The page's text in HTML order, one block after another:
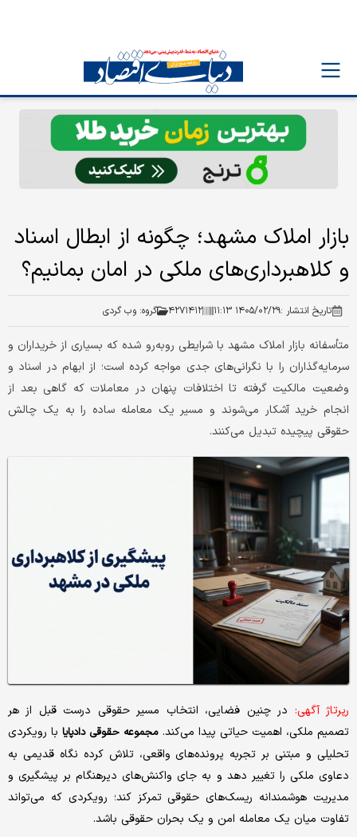
بازار املاک مشهد؛ چگونه از ابطال اسناد
و کلاهبرداری‌های ملکی در امان بمانیم؟
تاریخ انتشار :۱۴۰۵/۰۲/۲۹ ۱۱:۱۳ ۴۲۷۱۴۱۲ گروه: وب گردی
متأسفانه بازار املاک مشهد با شرایطی روبه‌رو شده که بسیاری از خریداران و
سرمایه‌گذاران را با نگرانی‌های جدی مواجه کرده است؛ از ابهام در اسناد و
وضعیت مالکیت گرفته تا اختلافات پنهان در معاملات که گاهی بعد از
انجام خرید آشکار می‌شوند و مسیر یک معامله ساده را به یک چالش
حقوقی پیچیده تبدیل می‌کنند.
رپرتاژ آگهی: در چنین فضایی، انتخاب مسیر حقوقی درست قبل از هر
تصمیم ملکی، اهمیت حیاتی پیدا می‌کند.مجموعه حقوقی دادپایابا رویکردی
تحلیلی و مبتنی بر تجربه پرونده‌های واقعی، تلاش کرده نگاه قدیمی به
دعاوی ملکی را تغییر دهد و به جای واکنش‌های دیرهنگام بر پیشگیری و
مدیریت هوشمندانه ریسک‌های حقوقی تمرکز کند؛ رویکردی که می‌تواند
تفاوت میان یک معامله امن و یک بحران حقوقی باشد.